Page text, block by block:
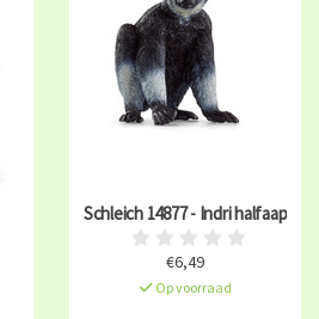
Schleich 14877 - Indri halfaap
€6,49
Op voorraad